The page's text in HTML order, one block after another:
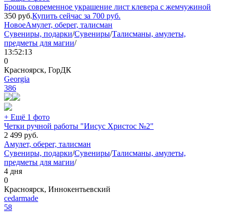
Брошь современное украшение лист клевера с жемчужиной
350 руб.Купить сейчас за 700 руб.
НовоеАмулет, оберег, талисман
Сувениры, подарки/Сувениры/Талисманы, амулеты,
предметы для магии/
13:52:13
0
Красноярск, ГорДК
Georgia
386
+ Ещё 1 фото
Четки ручной работы "Иисус Христос №2"
2 499 руб.
Амулет, оберег, талисман
Сувениры, подарки/Сувениры/Талисманы, амулеты,
предметы для магии/
4 дня
0
Красноярск, Иннокентьевский
cedarmade
58